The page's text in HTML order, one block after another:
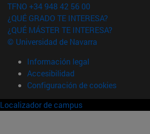
TFNO +34 948 42 56 00
¿QUÉ GRADO TE INTERESA?
¿QUÉ MÁSTER TE INTERESA?
© Universidad de Navarra
Información legal
Accesibilidad
Configuración de cookies
Localizador de campus